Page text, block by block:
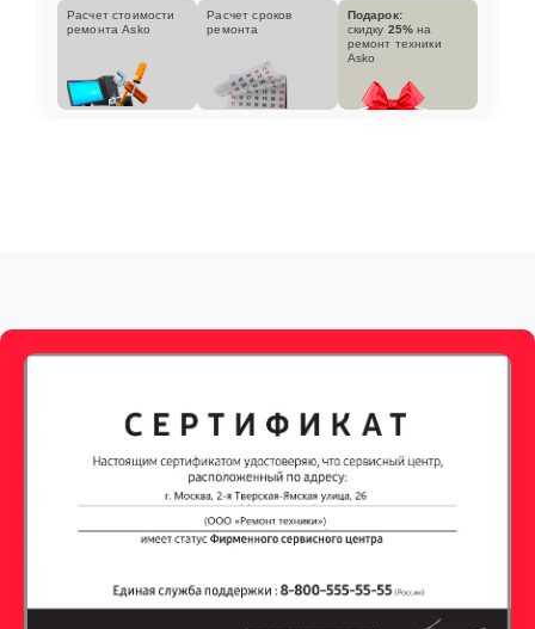
Расчет стоимости
ремонта Asko
Расчет сроков
ремонта
Подарок:
скидку 25% на
ремонт техники
Asko